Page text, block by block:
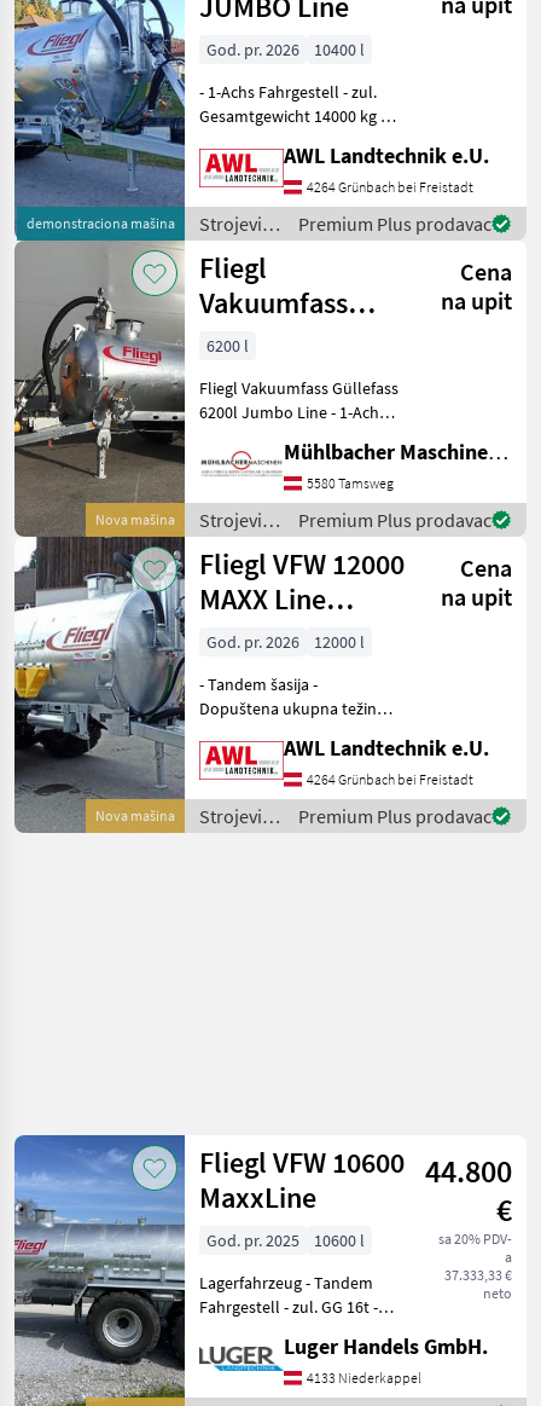
navodnjavanje
/ Fliegl
demonstraciona mašina
God. pr. 2026
10400 l
- 1-Achs Fahrgestell - zul.
Gesamtgewicht 14000 kg -
Untenanhängung -
Kugelkopf K80 - 2-Kreis-
Druckluftbremse mit ALB -
Deichselfederun
AWL Landtechnik e.U.
4264 Grünbach bei Freistadt
Strojevi
za
đubrenje,
gnojenje i
navodnjavanje
/ Fliegl
Premium Plus prodavac
Nova mašina
Fliegl
Vakuumfass
6200l Jumbo
Line Güllefass
Cena
na upit
6200 l
Fliegl Vakuumfass Güllefass
6200l Jumbo Line - 1-Achs
Achse - zul. Gesamtgewicht
8.000kg (entspricht 7.000kg
Achslast zzgl. 1.000kg Stüt
Mühlbacher Maschinen GmbH
5580 Tamsweg
Strojevi
za
đubrenje,
gnojenje i
navodnjavanje
/ Fliegl
Premium Plus prodavac
Nova mašina
Fliegl VFW 12000
MAXX Line
Tandem
Cena
na upit
God. pr. 2026
12000 l
- Tandem šasija -
Dopuštena ukupna težina
ruda, donja spojnica - DIN
vučna ušica 40 - Ovjes
vučne rude uključujući
cilindar za naginjanje
AWL Landtechnik e.U.
4264 Grünbach bei Freistadt
Strojevi
za
Premium Plus prodavac
Fliegl VFW 10600
MaxxLine
44.800
€
sa 20% PDV-
a
37.333,33 €
neto
God. pr. 2025
10600 l
Lagerfahrzeug - Tandem
Fahrgestell - zul. GG 16t -
Zugöse - Fasskippzylinder
mit Fallstützfuß - 2-Kreis
Luger Handels GmbH.
4133 Niederkappel